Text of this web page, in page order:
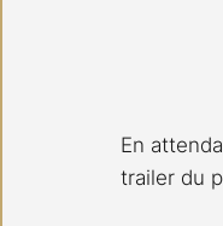
En
trailer du